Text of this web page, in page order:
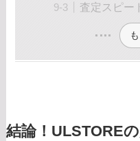
査定スピー
結論！ULSTORE